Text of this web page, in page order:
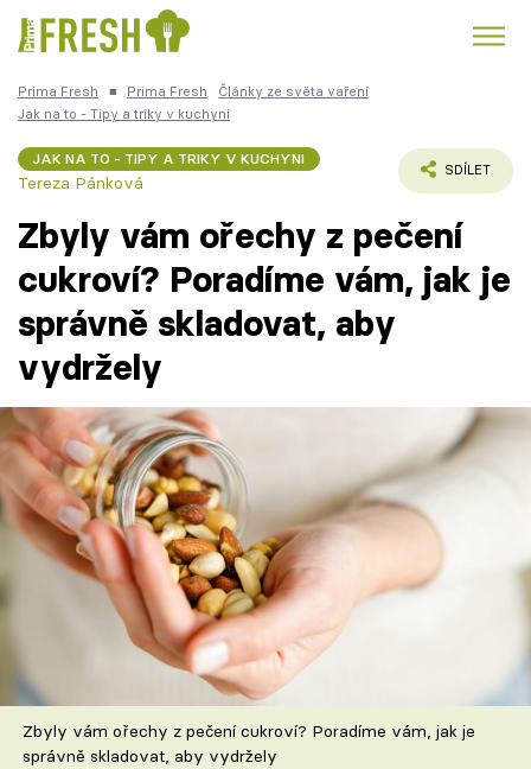
Trendy: Kuře Polévky k večeři
Česká kuchyně Čokoláda
Témata
Recepty
Články
TV Program
Škola vaření
Recepty z TV
Speciál: Cuketa
Těhotnej kuchař
Prima Fresh ■ Prima Fresh
Články ze světa vaření
Jak na to - Tipy a triky v kuchyni
JAK NA TO - TIPY A TRIKY V KUCHYNI
Tereza Pánková
SDÍLET
Zbyly vám ořechy z pečení
cukroví? Poradíme vám, jak je
správně skladovat, aby
vydržely
Zbyly vám ořechy z pečení cukroví? Poradíme vám, jak je
správně skladovat, aby vydržely